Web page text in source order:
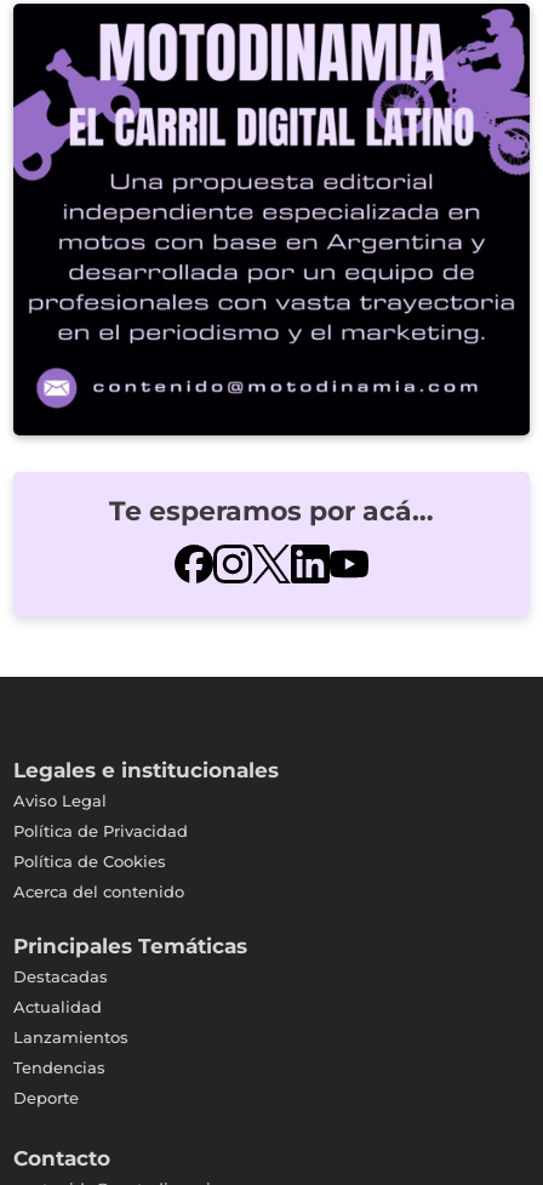
Te esperamos por acá…
Legales e institucionales
Aviso Legal
Política de Privacidad
Política de Cookies
Acerca del contenido
Principales Temáticas
Destacadas
Actualidad
Lanzamientos
Tendencias
Deporte
Contacto